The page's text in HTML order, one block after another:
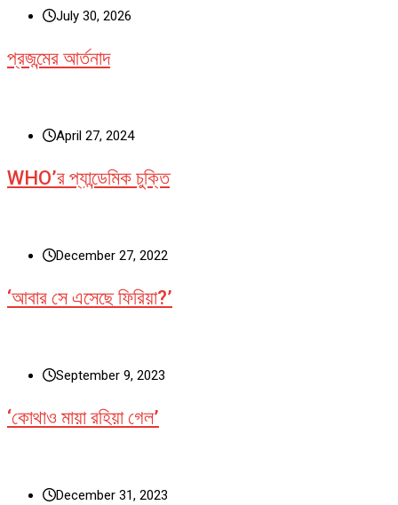
July 30, 2026
প্রজন্মের আর্তনাদ
April 27, 2024
WHO’র প্যান্ডেমিক চুক্তি
December 27, 2022
‘আবার সে এসেছে ফিরিয়া?’
September 9, 2023
‘কোথাও মায়া রহিয়া গেল’
December 31, 2023